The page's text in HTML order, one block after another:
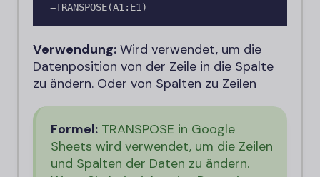
=TRANSPOSE(A1:E1)
Verwendung: Wird verwendet, um die
Datenposition von der Zeile in die Spalte
zu ändern. Oder von Spalten zu Zeilen
Formel: TRANSPOSE in Google
Sheets wird verwendet, um die Zeilen
und Spalten der Daten zu ändern.